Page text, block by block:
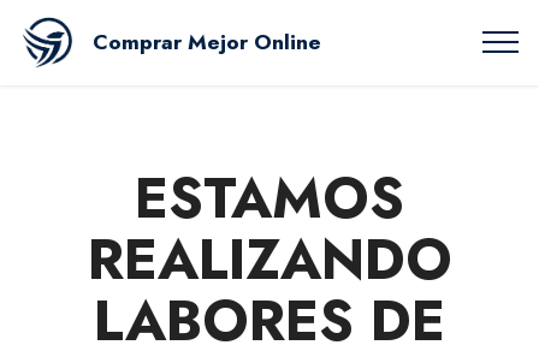
Comprar Mejor Online
ESTAMOS
REALIZANDO
LABORES DE